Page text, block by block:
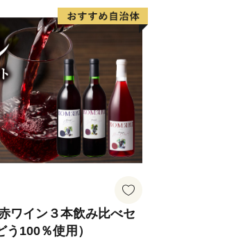
一度お越しくださ
ワイン３本飲み比べセ
100％使用）